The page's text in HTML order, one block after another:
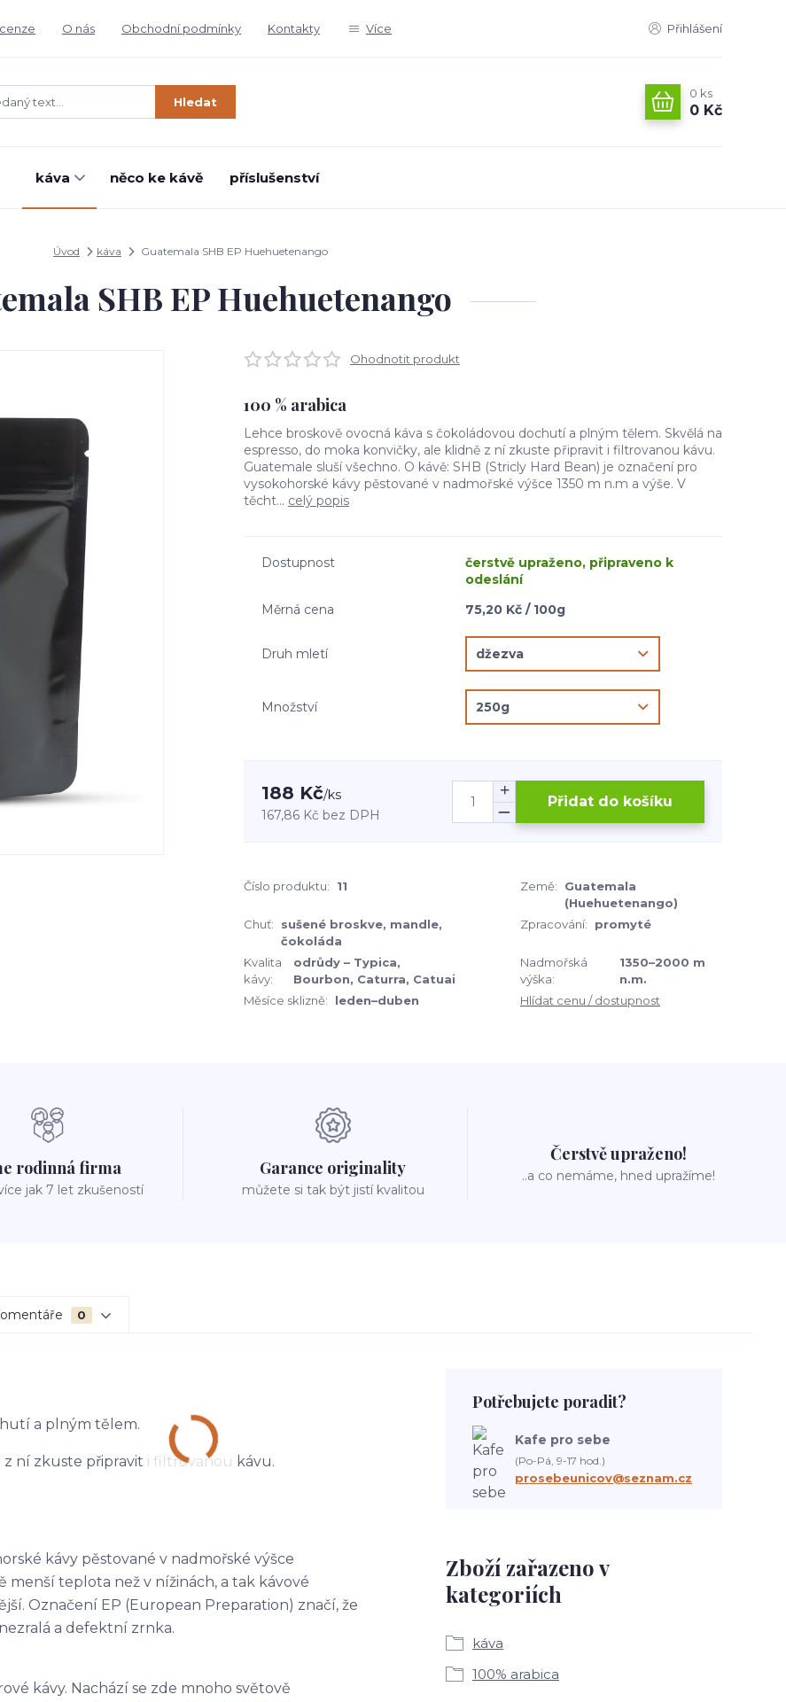
O nás Obchodní podmínky Kontakty Více Přihlášení
Hledat
0 ks
0 Kč
káva něco ke kávě příslušenství
Úvod káva Guatemala SHB EP Huehuetenango
SHB EP Huehuetenango
Ohodnotit produkt
100 % arabica
Lehce broskově ovocná káva s čokoládovou dochutí a plným tělem. Skvělá na
espresso, do moka konvičky, ale klidně z ní zkuste připravit i filtrovanou kávu.
Guatemale sluší všechno. O kávě: SHB (Stricly Hard Bean) je označení pro
vysokohorské kávy pěstované v nadmořské výšce 1350 m n.m a výše. V
těcht... celý popis
Dostupnost
čerstvě upraženo, připraveno k
odeslání
Měrná cena
75,20 Kč / 100g
Druh mletí
Množství
188 Kč/ks
167,86 Kč bez DPH
Přidat do košíku
Číslo produktu: 11 Země:
Guatemala
(Huehuetenango)
Chuť:
sušené broskve, mandle,
čokoláda
Zpracování: promyté
Kvalita
kávy:
odrůdy – Typica,
Bourbon, Caturra, Catuai
Nadmořská
výška:
1350–2000 m
n.m.
Měsíce sklizně:
leden–duben Hlídat cenu / dostupnost
rodinná firma
jak 7 let zkušeností
Garance originality
můžete si tak být jistí kvalitou
Čerstvě upraženo!
..a co nemáme, hned upražíme!
0
a plným tělem.
z ní zkuste připravit i filtrovanou kávu.
kávy pěstované v nadmořské výšce
menší teplota než v nížinách, a tak kávové
Označení EP (European Preparation) značí, že
a defektní zrnka.
kávy. Nachází se zde mnoho světově
Zboží zařazeno v
kategoriích
káva
100% arabica
Potřebujete poradit?
Kafe pro sebe
(Po-Pá, 9-17 hod.)
prosebeunicov@seznam.cz